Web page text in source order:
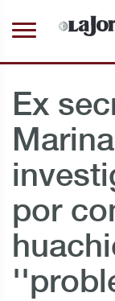
Ex
por